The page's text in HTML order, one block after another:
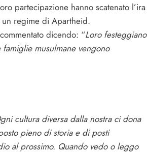
partecipazione hanno scatenato l’ira
regime di Apartheid.
dicendo: “Loro festeggiano
musulmane vengono
cultura diversa dalla nostra ci dona
pieno di storia e di posti
al prossimo. Quando vedo o leggo